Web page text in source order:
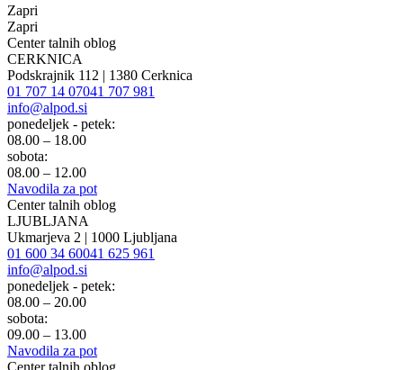
Zapri
Zapri
Center talnih oblog
CERKNICA
Podskrajnik 112 | 1380 Cerknica
01 707 14 07041 707 981
info@alpod.si
ponedeljek - petek:
08.00 – 18.00
sobota:
08.00 – 12.00
Navodila za pot
Center talnih oblog
LJUBLJANA
Ukmarjeva 2 | 1000 Ljubljana
01 600 34 60041 625 961
info@alpod.si
ponedeljek - petek:
08.00 – 20.00
sobota:
09.00 – 13.00
Navodila za pot